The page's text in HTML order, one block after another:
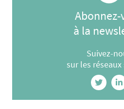
Abonnez-
à la
Suivez-
sur les